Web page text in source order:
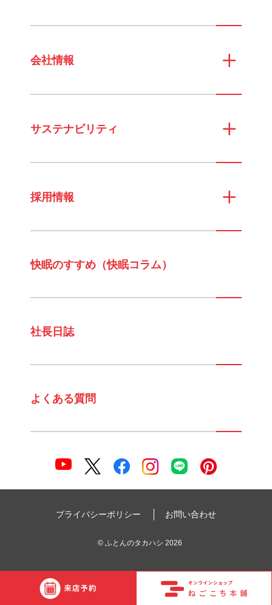
会社情報
サステナビリティ
採用情報
快眠のすすめ（快眠コラム）
社長日誌
よくある質問
プライバシーポリシー お問い合わせ
©ふとんのタカハシ 2026